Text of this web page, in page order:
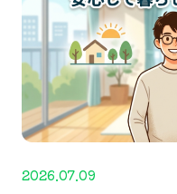
2026.07.09